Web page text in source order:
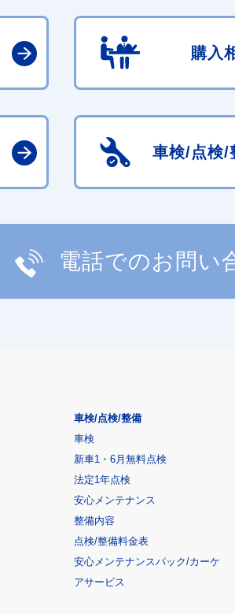
購入
車検/点検/
電話でのお問い
車検/点検/整備
車検
新車1・6月無料点検
法定1年点検
安心メンテナンス
整備内容
点検/整備料金表
安心メンテナンスパック/カーケ
アサービス